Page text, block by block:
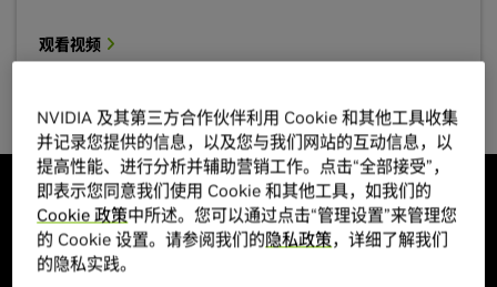
观看视频
特性
采用 NVIDIA Blackwell 架构
NVIDIA 及其第三方合作伙伴利用 Cookie 和其他工具收集
并记录您提供的信息，以及您与我们网站的互动信息，以
提高性能、进行分析并辅助营销工作。点击“全部接受”，
即表示您同意我们使用 Cookie 和其他工具，如我们的
Cookie 政策中所述。您可以通过点击“管理设置”来管理您
的 Cookie 设置。请参阅我们的隐私政策，详细了解我们
的隐私实践。